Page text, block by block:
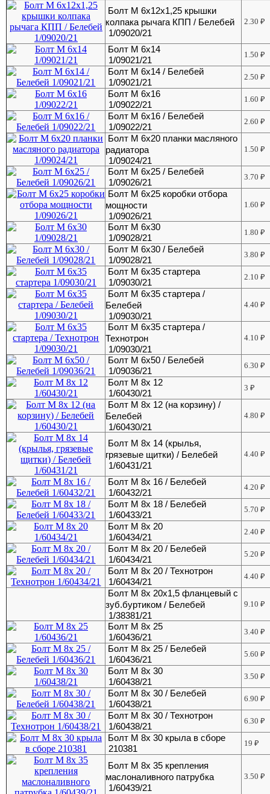
Болт М 6х12х1,25 крышки
колпака рычага КПП / Белебей
1/09020/21
2.30₽
Болт М 6х14
1/09021/21
1.50₽
Болт М 6х14 / Белебей
1/09021/21
2.50₽
Болт М 6х16
1/09022/21
1.60₽
Болт М 6х16 / Белебей
1/09022/21
2.60₽
Болт М 6х20 планки масляного
радиатора
1/09024/21
1.50₽
Болт М 6х25 / Белебей
1/09026/21
3.70₽
Болт М 6х25 коробки отбора
мощности
1/09026/21
1.60₽
Болт М 6х30
1/09028/21
1.80₽
Болт М 6х30 / Белебей
1/09028/21
3.80₽
Болт М 6х35 стартера
1/09030/21
2.10₽
Болт М 6х35 стартера /
Белебей
1/09030/21
4.40₽
Болт М 6х35 стартера /
Технотрон
1/09030/21
4.10₽
Болт М 6х50 / Белебей
1/09036/21
6.30₽
Болт М 8х 12
1/60430/21
3₽
Болт М 8х 12 (на корзину) /
Белебей
1/60430/21
4.80₽
Болт М 8х 14 (крылья,
грязевые щитки) / Белебей
1/60431/21
4.40₽
Болт М 8х 16 / Белебей
1/60432/21
4.20₽
Болт М 8х 18 / Белебей
1/60433/21
5.70₽
Болт М 8х 20
1/60434/21
2.40₽
Болт М 8х 20 / Белебей
1/60434/21
5.20₽
Болт М 8х 20 / Технотрон
1/60434/21
4.40₽
Болт М 8х 20х1,5 фланцевый с
зуб.буртиком / Белебей
1/38381/21
9.10₽
Болт М 8х 25
1/60436/21
3.40₽
Болт М 8х 25 / Белебей
1/60436/21
5.60₽
Болт М 8х 30
1/60438/21
3.50₽
Болт М 8х 30 / Белебей
1/60438/21
6.90₽
Болт М 8х 30 / Технотрон
1/60438/21
6.30₽
Болт М 8х 30 крыла в сборе
210381
19₽
Болт М 8х 35 крепления
маслоналивного патрубка
1/60439/21
3.50₽